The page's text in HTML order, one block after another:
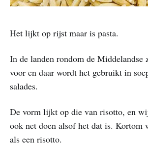
Het lijkt op rijst maar is pasta.
In de landen rondom de Middelandse
voor en daar wordt het gebruikt in
salades.
De vorm lijkt op die van risotto, en
ook net doen alsof het dat is. Kortom
als een risotto.